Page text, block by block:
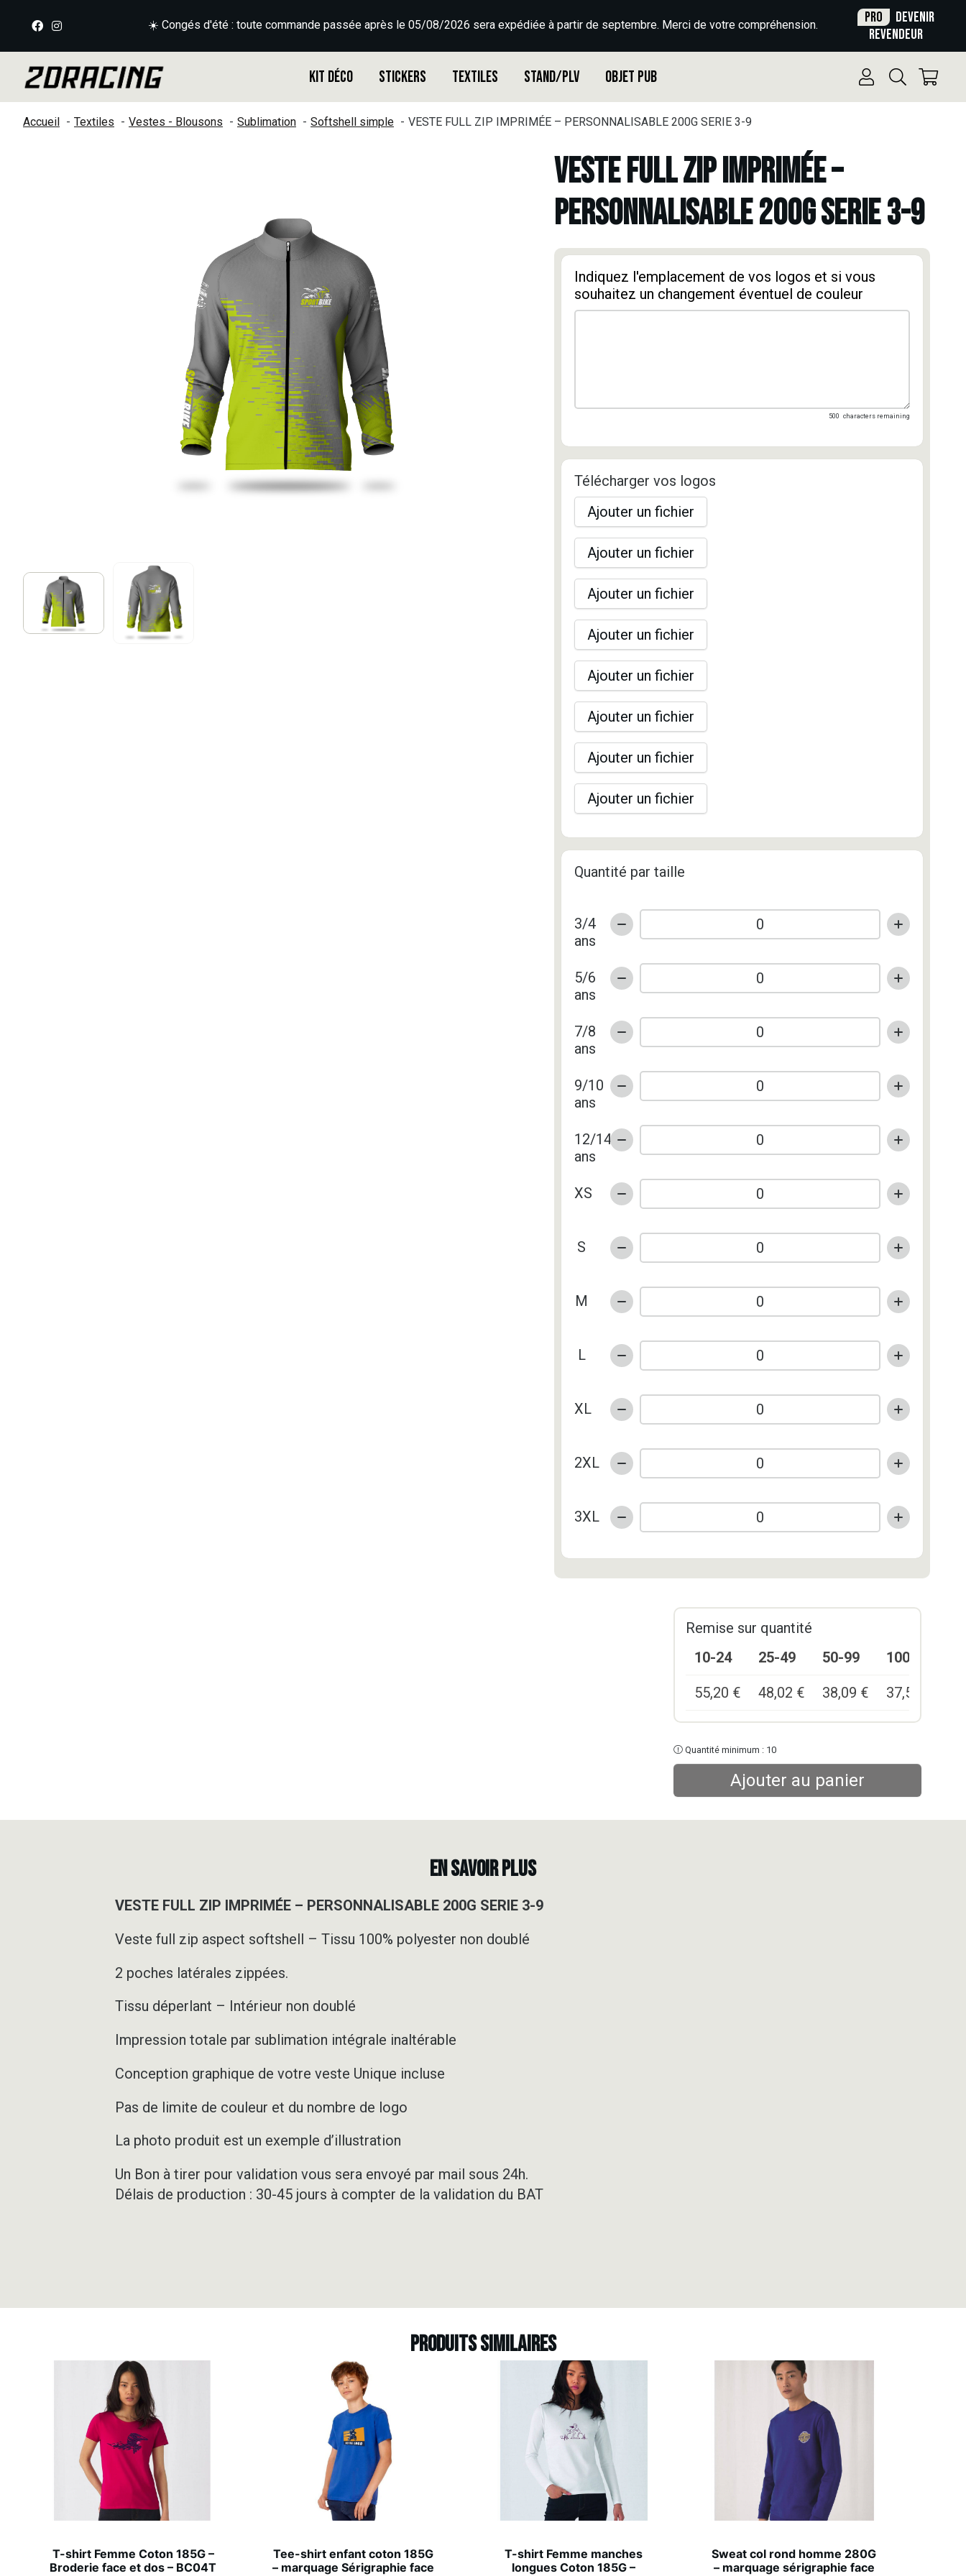
☀️ Congés d'été : toute commande passée après le 05/08/2026 sera expédiée à partir de septembre. Merci de votre compréhension. Pro
Devenir
revendeur
Kit déco Stickers Textiles Stand/PLV Objet Pub
Accueil Textiles Vestes - Blousons Sublimation Softshell simple VESTE FULL ZIP IMPRIMÉE – PERSONNALISABLE 200G SERIE 3-9
VESTE FULL ZIP IMPRIMÉE –
PERSONNALISABLE 200G SERIE 3-9
Indiquez l'emplacement de vos logos et si vous
souhaitez un changement éventuel de couleur
500 characters remaining
Télécharger vos logos
Ajouter un fichier
Ajouter un fichier
Ajouter un fichier
Ajouter un fichier
Ajouter un fichier
Ajouter un fichier
Ajouter un fichier
Ajouter un fichier
Quantité par taille
3/4
ans
5/6
ans
7/8
ans
9/10
ans
12/14
ans
XS
S
M
L
XL
2XL
3XL
Remise sur quantité
10-24
25-49 50-99 100+
55,20 € 48,02 € 38,09 € 37,54
Quantité minimum : 10
Ajouter au panier
EN SAVOIR PLUS
VESTE FULL ZIP IMPRIMÉE – PERSONNALISABLE 200G SERIE 3-9
Veste full zip aspect softshell – Tissu 100% polyester non doublé
2 poches latérales zippées.
Tissu déperlant – Intérieur non doublé
Impression totale par sublimation intégrale inaltérable
Conception graphique de votre veste Unique incluse
Pas de limite de couleur et du nombre de logo
La photo produit est un exemple d’illustration
Un Bon à tirer pour validation vous sera envoyé par mail sous 24h.
Délais de production : 30-45 jours à compter de la validation du BAT
Produits similaires
T-shirt Femme Coton 185G –
Broderie face et dos – BC04T
Tee-shirt enfant coton 185G
– marquage Sérigraphie face
T-shirt Femme manches
longues Coton 185G –
Sweat col rond homme 280G
– marquage sérigraphie face